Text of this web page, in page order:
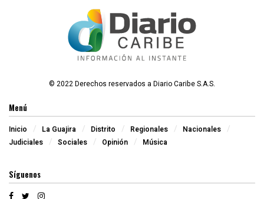
© 2022 Derechos reservados a Diario Caribe S.A.S.
Menú
Inicio La Guajira Distrito Regionales
Nacionales
Judiciales
Sociales Opinión Música
Síguenos